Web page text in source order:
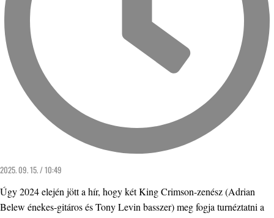
2025. 09. 15. / 10:49
Úgy 2024 elején jött a hír, hogy két King Crimson-zenész (Adrian
Belew énekes-gitáros és Tony Levin basszer) meg fogja turnéztatni a